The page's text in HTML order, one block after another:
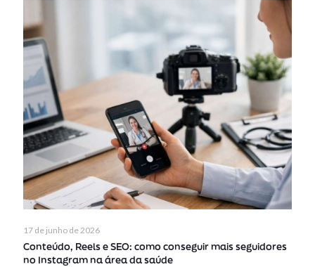
17 de junho de 2026
Conteúdo, Reels e SEO: como conseguir mais seguidores
no Instagram na área da saúde